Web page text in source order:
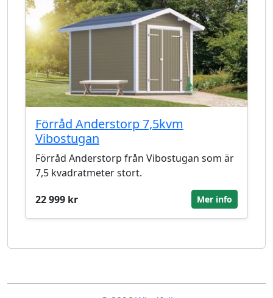
Förråd Anderstorp 7,5kvm
Vibostugan
Förråd Anderstorp från Vibostugan som är
7,5 kvadratmeter stort.
22 999 kr
Mer info